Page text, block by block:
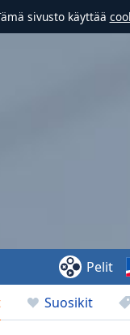
sivusto käyttää
Suosikit
Pelit